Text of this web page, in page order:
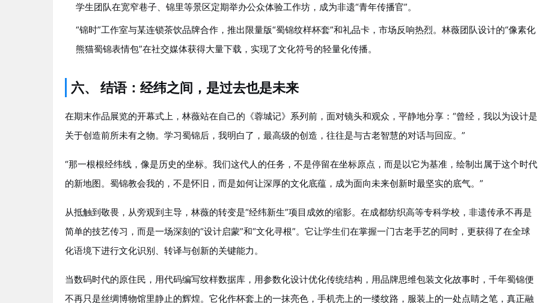
学生团队在宽窄巷子、锦里等景区定期举办公众体验工作坊，成为非遗“青年传播官”。
“锦时”工作室与某连锁茶饮品牌合作，推出限量版“蜀锦纹样杯套”和礼品卡，市场反响热烈。林薇团队设计的“像素化
熊猫蜀锦表情包”在社交媒体获得大量下载，实现了文化符号的轻量化传播。
六、 结语：经纬之间，是过去也是未来
在期末作品展览的开幕式上，林薇站在自己的《蓉城记》系列前，面对镜头和观众，平静地分享：“曾经，我以为设计是
关于创造前所未有之物。学习蜀锦后，我明白了，最高级的创造，往往是与古老智慧的对话与回应。”
“那一根根经纬线，像是历史的坐标。我们这代人的任务，不是停留在坐标原点，而是以它为基准，绘制出属于这个时代
的新地图。蜀锦教会我的，不是怀旧，而是如何让深厚的文化底蕴，成为面向未来创新时最坚实的底气。”
从抵触到敬畏，从旁观到主导，林薇的转变是“经纬新生”项目成效的缩影。在成都纺织高等专科学校，非遗传承不再是
简单的技艺传习，而是一场深刻的“设计启蒙”和“文化寻根”。它让学生们在掌握一门古老手艺的同时，更获得了在全球
化语境下进行文化识别、转译与创新的关键能力。
当数码时代的原住民，用代码编写纹样数据库，用参数化设计优化传统结构，用品牌思维包装文化故事时，千年蜀锦便
不再只是丝绸博物馆里静止的辉煌。它化作杯套上的一抹亮色，手机壳上的一缕纹路，服装上的一处点睛之笔，真正融